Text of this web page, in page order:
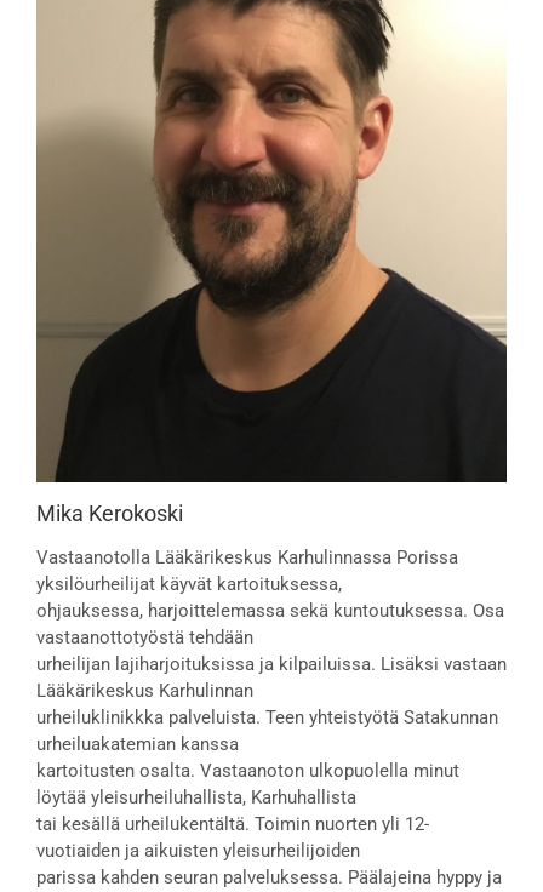
Mika Kerokoski
Vastaanotolla Lääkärikeskus Karhulinnassa Porissa
yksilöurheilijat käyvät kartoituksessa,
ohjauksessa, harjoittelemassa sekä kuntoutuksessa. Osa
vastaanottotyöstä tehdään
urheilijan lajiharjoituksissa ja kilpailuissa. Lisäksi vastaan
Lääkärikeskus Karhulinnan
urheiluklinikkka palveluista. Teen yhteistyötä Satakunnan
urheiluakatemian kanssa
kartoitusten osalta. Vastaanoton ulkopuolella minut
löytää yleisurheiluhallista, Karhuhallista
tai kesällä urheilukentältä. Toimin nuorten yli 12-
vuotiaiden ja aikuisten yleisurheilijoiden
parissa kahden seuran palveluksessa. Päälajeina hyppy ja